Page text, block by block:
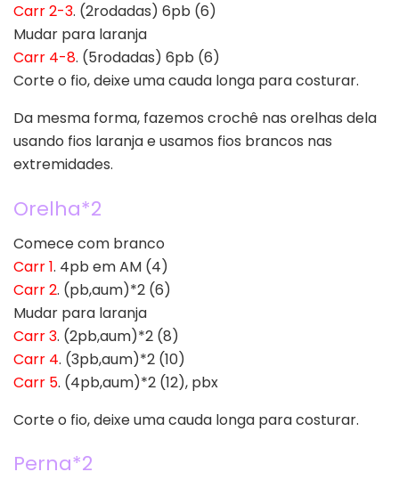
Carr 2-3. (2rodadas) 6pb (6)
Mudar para laranja
Carr 4-8. (5rodadas) 6pb (6)
Corte o fio, deixe uma cauda longa para costurar.
Da mesma forma, fazemos crochê nas orelhas dela
usando fios laranja e usamos fios brancos nas
extremidades.
Orelha*2
Comece com branco
Carr 1. 4pb em AM (4)
Carr 2. (pb,aum)*2 (6)
Mudar para laranja
Carr 3. (2pb,aum)*2 (8)
Carr 4. (3pb,aum)*2 (10)
Carr 5. (4pb,aum)*2 (12), pbx
Corte o fio, deixe uma cauda longa para costurar.
Perna*2